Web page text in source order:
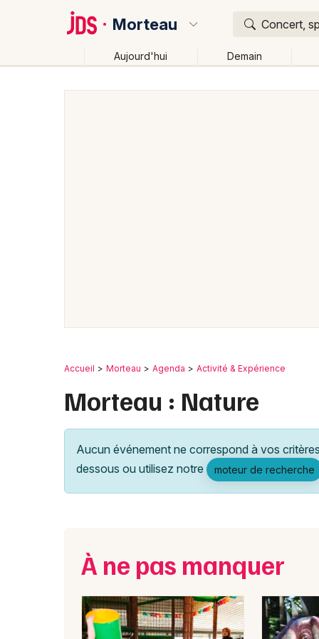
Morteau Concert,
Aujourd'hui Demain
Accueil Morteau Agenda Activité & Expérience
Morteau : Nature
Aucun événement ne correspond à vos
dessous ou utilisez notre
moteur de recherche
À ne pas manquer